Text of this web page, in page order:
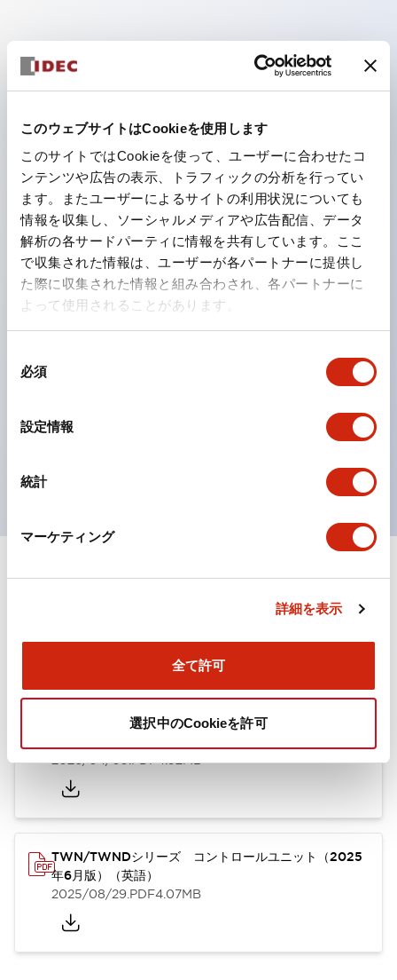
このウェブサイトはCookieを使用します
このサイトではCookieを使って、ユーザーに合わせたコ
ンテンツや広告の表示、トラフィックの分析を行ってい
ます。またユーザーによるサイトの利用状況についても
情報を収集し、ソーシャルメディアや広告配信、データ
解析の各サードパーティに情報を共有しています。ここ
で収集された情報は、ユーザーが各パートナーに提供し
た際に収集された情報と組み合わされ、各パートナーに
よって使用されることがあります。
必須
設定情報
統計
マーケティング
詳細を表示
全て許可
選択中のCookieを許可
主な特長
照光ユニットの低電圧タイプ（6～24Vタイプ）は
2026年1月より新カタログモデルの製品に順次切り替え
予定
パネルへの取付強度が要求される用途や北米向け機械な
どに適した亜鉛ダイカストタイプ
フィンガープロテクション構造、ねじアップ端子構造、
保護構造IP20に対応したHW-U形コンタクトブロック
を搭載。
高電圧タイプのLED球が搭載可能になり、ダイレクト
タイプの定格使用電圧が最大240Vまで対応可能になり
ました。
ひとつで6色の役をこなすLED球（LSRD球）。これま
で色ごとに分かれていたLED球を、1色のLED球で各色
UL、CSA、TÜV、CCC認証品。
TWN/TWNDシリーズ コントロールユニット（2025
2026/04/09.PDF4.92MB
TWN/TWNDシリーズ コントロールユニット（2025
年6月版）（英語）
2025/08/29.PDF4.07MB